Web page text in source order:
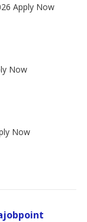
Apply Now
Now
Now